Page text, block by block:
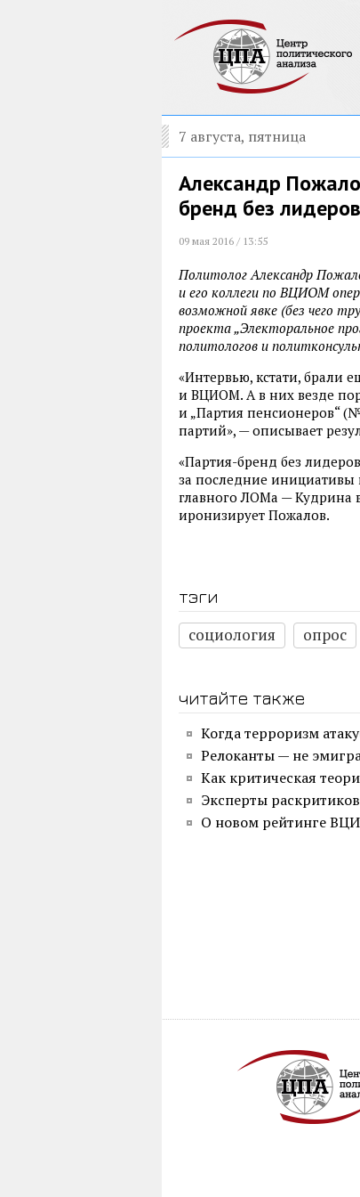
7 августа, пятница
Александр
бренд без
09 мая 2016 / 13:55
Политолог Александр
и его коллеги по ВЦИОМ
возможной явке (без чего
проекта „Электоральное
политологов и
«Интервью, кстати, брали
и ВЦИОМ. А в них везде
и „Партия пенсионеров“
партий», — описывает
«Партия-бренд без
за последние инициативы
главного ЛОМа — Кудрина
иронизирует Пожалов.
тэги
социология
опрос
читайте также
Когда терроризм
Релоканты — не
Как критическая
Эксперты
О новом рейтинге